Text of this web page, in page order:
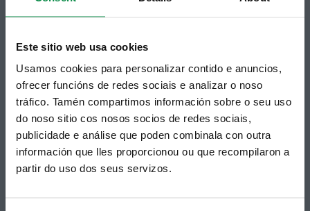
Este sitio web usa cookies
Usamos cookies para personalizar contido e anuncios,
ofrecer funcións de redes sociais e analizar o noso
tráfico. Tamén compartimos información sobre o seu uso
do noso sitio cos nosos socios de redes sociais,
publicidade e análise que poden combinala con outra
información que lles proporcionou ou que recompilaron a
partir do uso dos seus servizos.
Síguenos
Facebook
Twitter
Telegram
RSS
Youtube
Política de privacidade
Aviso Legal
Mapa web
Contacto
Politicas de Cookies